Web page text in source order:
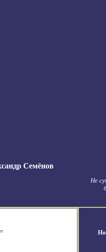
Семёнов
Не